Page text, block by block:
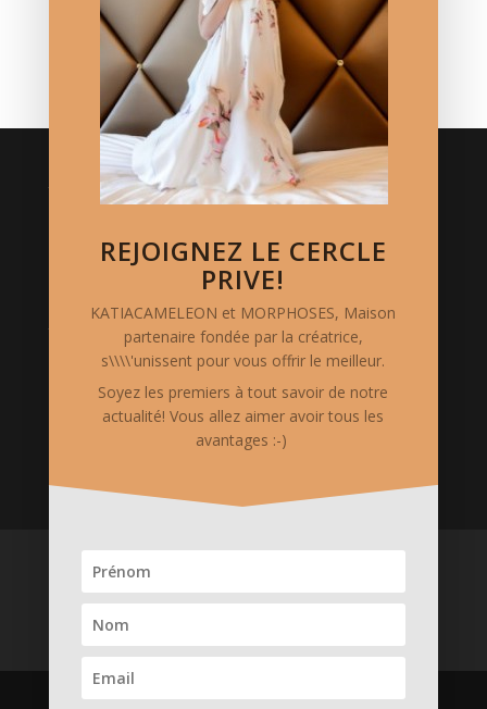
Crédits
Logo réalisé par Thierry Mercier/ TMCC.
Stylisme: Katia Cameleon
Mentions Légales
le site www.katia-cameleon.com est hébergé chez
OVH. Il est édité et possédé par "S.A.S. CREAKAT",
siégeant au 5 Rue Auguste Chabrières - 75015 PARIS.
Code APE 1413Z. Siret 75375311000018
Medias
REJOIGNEZ LE CERCLE
PRIVE!
KATIACAMELEON et MORPHOSES, Maison
partenaire fondée par la créatrice,
s\\\\'unissent pour vous offrir le meilleur.
Soyez les premiers à tout savoir de notre
actualité! Vous allez aimer avoir tous les
avantages :-)